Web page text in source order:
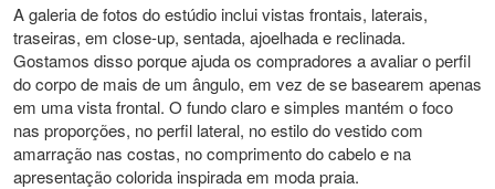
A galeria de fotos do estúdio inclui vistas frontais, laterais,
traseiras, em close-up, sentada, ajoelhada e reclinada.
Gostamos disso porque ajuda os compradores a avaliar o perfil
do corpo de mais de um ângulo, em vez de se basearem apenas
em uma vista frontal. O fundo claro e simples mantém o foco
nas proporções, no perfil lateral, no estilo do vestido com
amarração nas costas, no comprimento do cabelo e na
apresentação colorida inspirada em moda praia.